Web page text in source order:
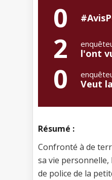
0
2 l'ont
0 Veut
Résumé :
Confronté à de
sa vie
de police de la